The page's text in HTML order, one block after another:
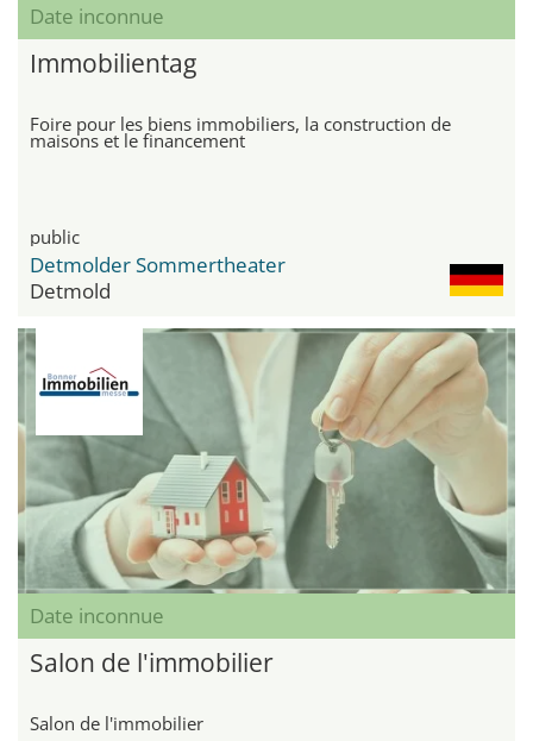
Date inconnue
Immobilientag
Foire pour les biens immobiliers, la construction de
maisons et le financement
public
Detmolder Sommertheater
Detmold
Date inconnue
Salon de l'immobilier
Salon de l'immobilier